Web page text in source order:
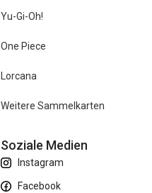
Yu-Gi-Oh!
One Piece
Lorcana
Weitere Sammelkarten
Soziale Medien
Instagram
Facebook